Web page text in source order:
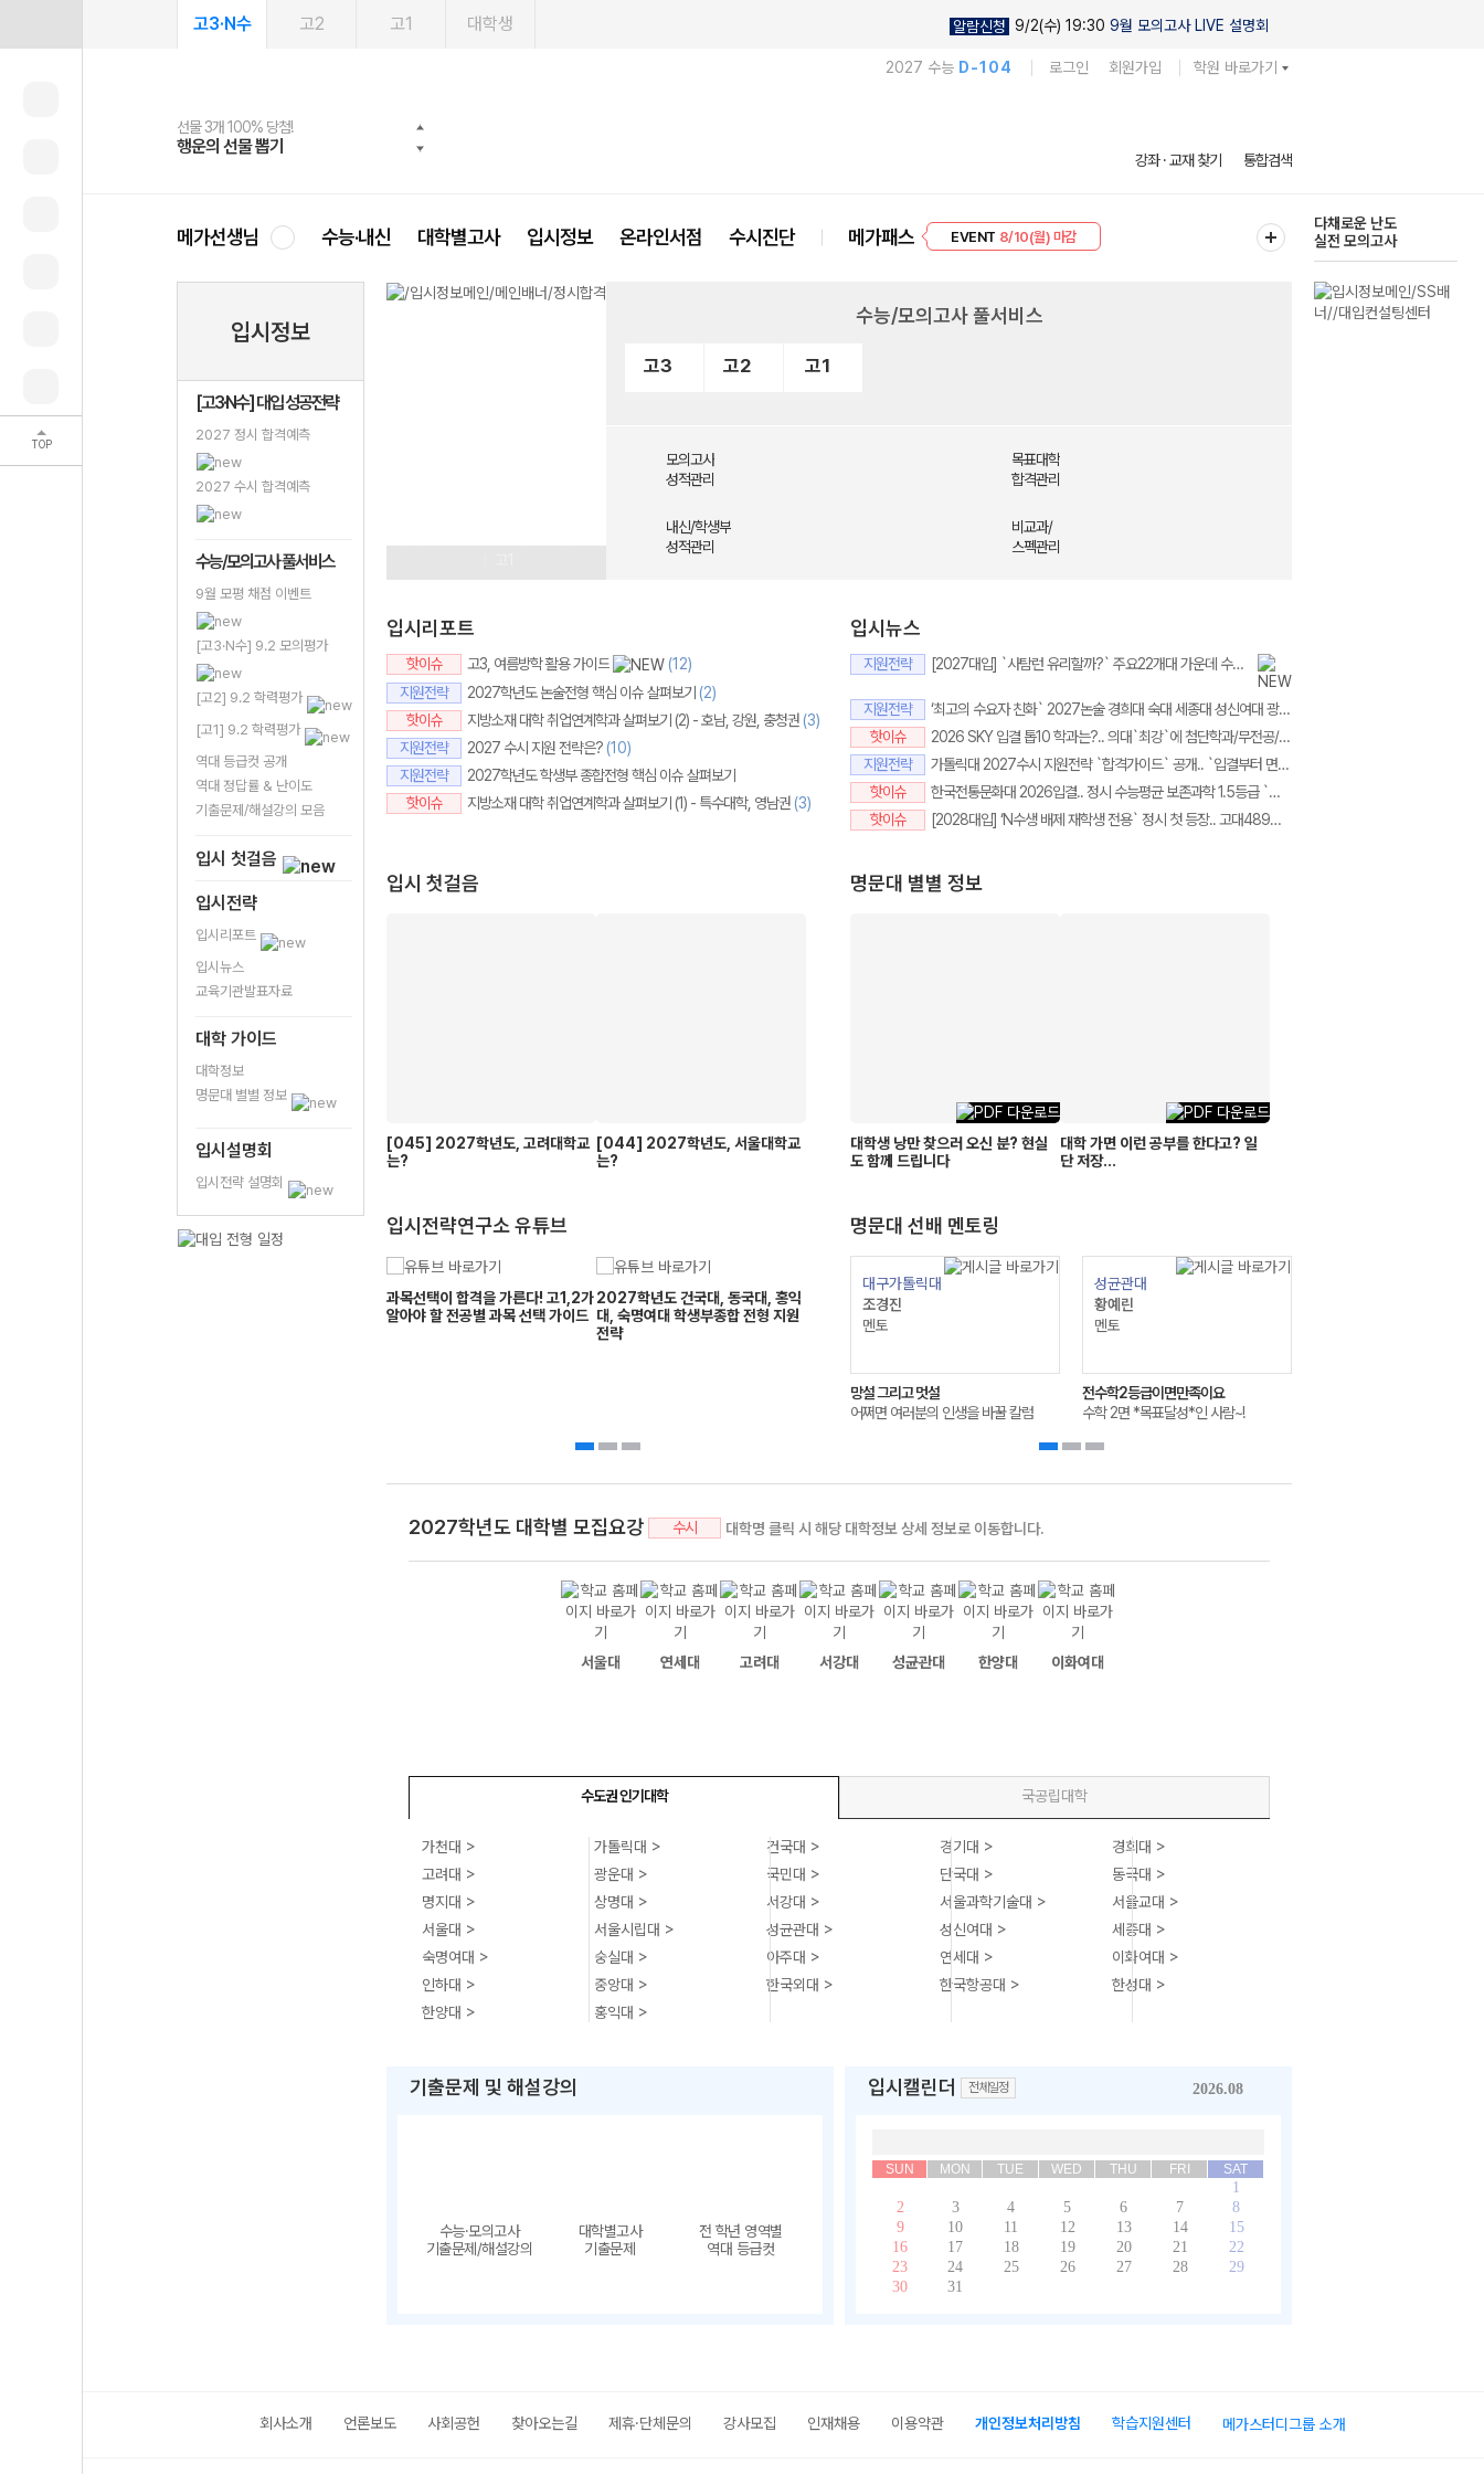
TOP
고3·N수 고2 고1 대학생 알람신청 9/2(수) 19:30 9월 모의고사 LIVE 설명회
2027 수능 D-104 로그인 회원가입 학원 바로가기
메가스터디
선물 3개 100% 당첨!
행운의 선물 뽑기
선물 100% 증정!
메가스터디 X 올리브
여름방학 스터디 캐시백
메가런 썸머스쿨
2027 러셀 단과
강사 공개선발
스마트러닝앱
설문 EVENT
메가패스
3일 무료 체험권
메가패스 수강생 무료혜택!
메가클럽 멤버십
사회공헌 캠페인
희망이룸 메가나눔
강좌 · 교재 찾기 통합검색
메가선생님 수능·내신 대학별고사 입시정보 온라인서점 수시진단 메가패스
EVENT 8/10(월) 마감
다채로운 난도
실전 모의고사
입시정보
[고3·N수] 대입 성공전략
2027 정시 합격예측
2027 수시 합격예측
수능/모의고사 풀서비스
9월 모평 채점 이벤트
[고3·N수] 9.2 모의평가
[고2] 9.2 학력평가
[고1] 9.2 학력평가
역대 등급컷 공개
역대 정답률 & 난이도
기출문제/해설강의 모음
입시 첫걸음
입시전략
입시리포트
입시뉴스
교육기관발표자료
대학 가이드
대학정보
명문대 별별 정보
입시설명회
입시전략 설명회
수능/모의고사 풀서비스
고3 고2 고1
모의고사
성적관리
목표대학
합격관리
내신/학생부
성적관리
비교과/
스펙관리
입시리포트
핫이슈 고3, 여름방학 활용 가이드
(12)
지원전략
2027학년도 논술전형 핵심 이슈 살펴보기 (2)
핫이슈
지방소재 대학 취업연계학과 살펴보기 (2) - 호남, 강원, 충청권 (3)
지원전략
2027 수시 지원 전략은? (10)
지원전략
2027학년도 학생부 종합전형 핵심 이슈 살펴보기
핫이슈
지방소재 대학 취업연계학과 살펴보기 (1) - 특수대학, 영남권 (3)
입시뉴스
지원전략 [2027대입] `사탐런 유리할까?` 주요22개대 가운데 수시 `사탐런 불가` 서울대 등 6개교 `수능최저 과탐지정`
지원전략
‘최고의 수요자 친화` 2027논술 경희대 숙대 세종대 성신여대 광운대 5개교.. 모의논술/채점/해설영상/가이드북 4종 제공
핫이슈
2026 SKY 입결 톱10 학과는?.. 의대`최강`에 첨단학과/무전공/경제 약진 ‘다변화 흐름`
지원전략
가톨릭대 2027수시 지원전략 `합격가이드` 공개.. `입결부터 면접문항 합격사례까지 총망라`
핫이슈
한국전통문화대 2026입결.. 정시 수능평균 보존과학 1.5등급 `최고` 국가유산관리 전통건축/무형유산 톱3
핫이슈
[2028대입] ‘N수생 배제 재학생 전용` 정시 첫 등장.. 고대489명 서강대90명
입시 첫걸음
[045] 2027학년도, 고려대학교
는?
[044] 2027학년도, 서울대학교
는?
명문대 별별 정보
대학생 낭만 찾으러 오신 분? 현실
도 함께 드립니다
대학 가면 이런 공부를 한다고? 일
단 저장...
입시전략연구소 유튜브
과목선택이 합격을 가른다! 고1,2가
알아야 할 전공별 과목 선택 가이드
2027학년도 건국대, 동국대, 홍익
대, 숙명여대 학생부종합 전형 지원
전략
명문대 선배 멘토링
김지원
멘토
조경진
멘토
대구가톨릭대
조경진
멘토
망설 그리고 멋설
어쩌면 여러분의 인생을 바꿀 칼럼
성균관대
황예린
멘토
전수학2등급이면만족이요
수학 2면 *목표달성*인 사람~!
2027학년도 대학별 모집요강 수시 대학명 클릭 시 해당 대학정보 상세 정보로 이동합니다.
서울대 연세대 고려대 서강대 성균관대 한양대 이화여대
수도권 인기대학 국공립대학
가천대 > 가톨릭대 > 건국대 > 경기대 >
경희대 >
고려대 >
광운대 > 국민대 > 단국대 >
동국대 >
명지대 >
상명대 > 서강대 > 서울과학기술대 >
서울교대 >
서울대 >
서울시립대 > 성균관대 > 성신여대 >
세종대 >
숙명여대 >
숭실대 > 아주대 > 연세대 >
이화여대 >
인하대 >
중앙대 > 한국외대 > 한국항공대 >
한성대 >
한양대 >
홍익대 >
기출문제 및 해설강의
수능·모의고사
기출문제/해설강의
대학별고사
기출문제
전 학년 영역별
역대 등급컷
입시캘린더 전체일정 2026.08
SUN MON TUE WED THU FRI SAT
1
2
3 4 5 6 7
8
9
10 11 12 13 14
15
16
17 18 19 20 21
22
23
24 25 26 27 28
29
30
31
회사소개 언론보도 사회공헌 찾아오는길 제휴·단체문의 강사모집 인재채용 이용약관 개인정보처리방침 학습지원센터 메가스터디그룹 소개